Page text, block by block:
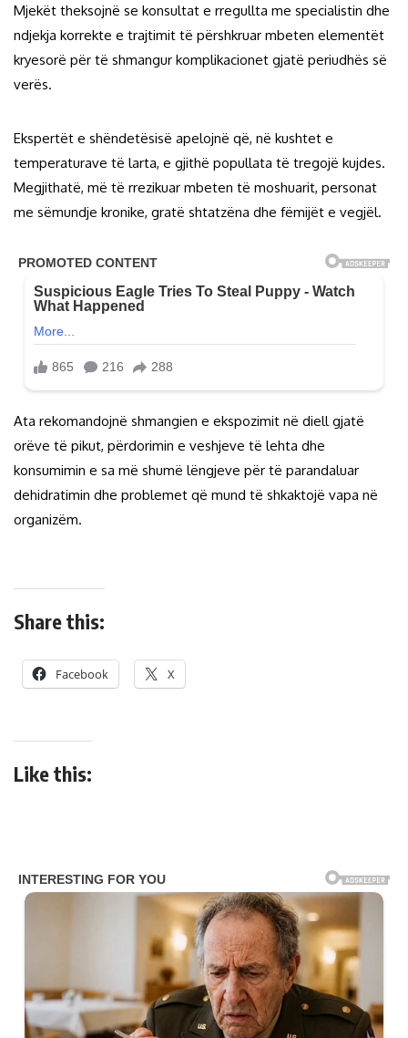
Mjekët theksojnë se konsultat e rregullta me specialistin dhe
ndjekja korrekte e trajtimit të përshkruar mbeten elementët
kryesorë për të shmangur komplikacionet gjatë periudhës së
verës.
Ekspertët e shëndetësisë apelojnë që, në kushtet e
temperaturave të larta, e gjithë popullata të tregojë kujdes.
Megjithatë, më të rrezikuar mbeten të moshuarit, personat
me sëmundje kronike, gratë shtatzëna dhe fëmijët e vegjël.
Ata rekomandojnë shmangien e ekspozimit në diell gjatë
orëve të pikut, përdorimin e veshjeve të lehta dhe
konsumimin e sa më shumë lëngjeve për të parandaluar
dehidratimin dhe problemet që mund të shkaktojë vapa në
organizëm.
Share this:
Facebook X
Like this: